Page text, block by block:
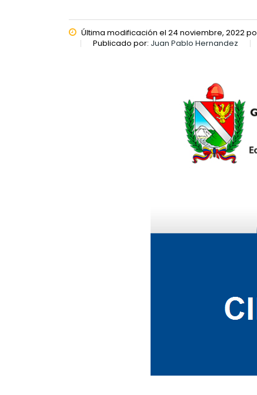
Última modificación el 24 noviembre, 2022
Publicado por: Juan Pablo Hernandez